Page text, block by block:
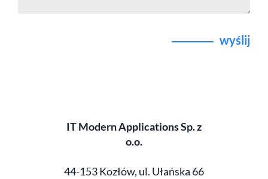
wyślij
IT Modern Applications Sp. z
o.o.
44-153 Kozłów, ul. Ułańska 66